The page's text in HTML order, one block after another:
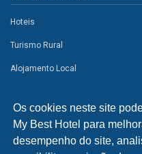
Os cookies neste site
My Best Hotel para
desempenho do site,
Hoteis
Turismo Rural
Alojamento Local
Campismo
Atividades